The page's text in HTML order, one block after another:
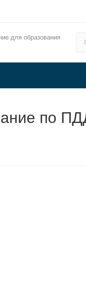
для образования
по